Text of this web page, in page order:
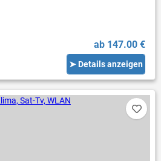
ab 147.00 €
➤ Details anzeigen